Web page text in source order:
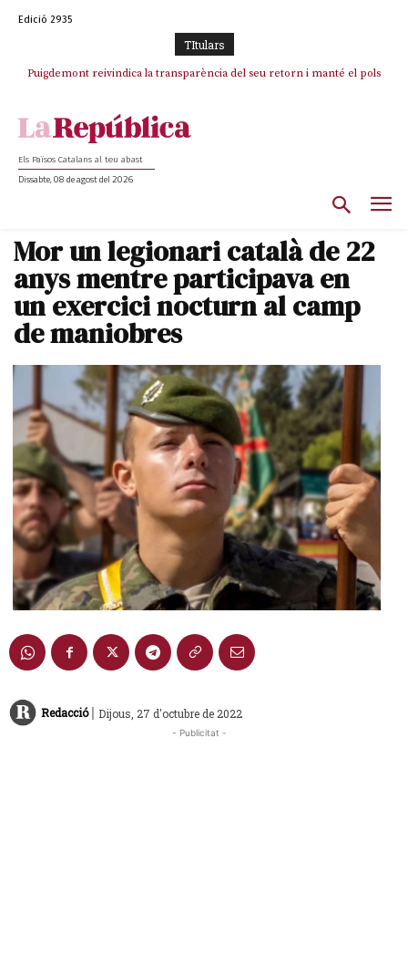
Edició 2935
TItulars
Puigdemont reivindica la transparència del seu retorn i manté el pols
Portugal acusa Espanya de provocar un “efecte crida” massiu per la seva
Els Països Catalans al teu abast
Dissabte, 08 de agost del 2026
Mor un legionari català de 22
anys mentre participava en
un exercici nocturn al camp
de maniobres
Redacció | Dijous, 27 d'octubre de 2022
- Publicitat -